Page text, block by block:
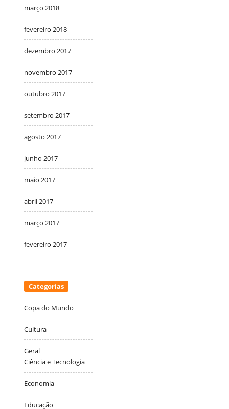
março 2018
fevereiro 2018
dezembro 2017
novembro 2017
outubro 2017
setembro 2017
agosto 2017
junho 2017
maio 2017
abril 2017
março 2017
fevereiro 2017
Categorias
Copa do Mundo
Cultura
Geral
Ciência e Tecnologia
Economia
Educação